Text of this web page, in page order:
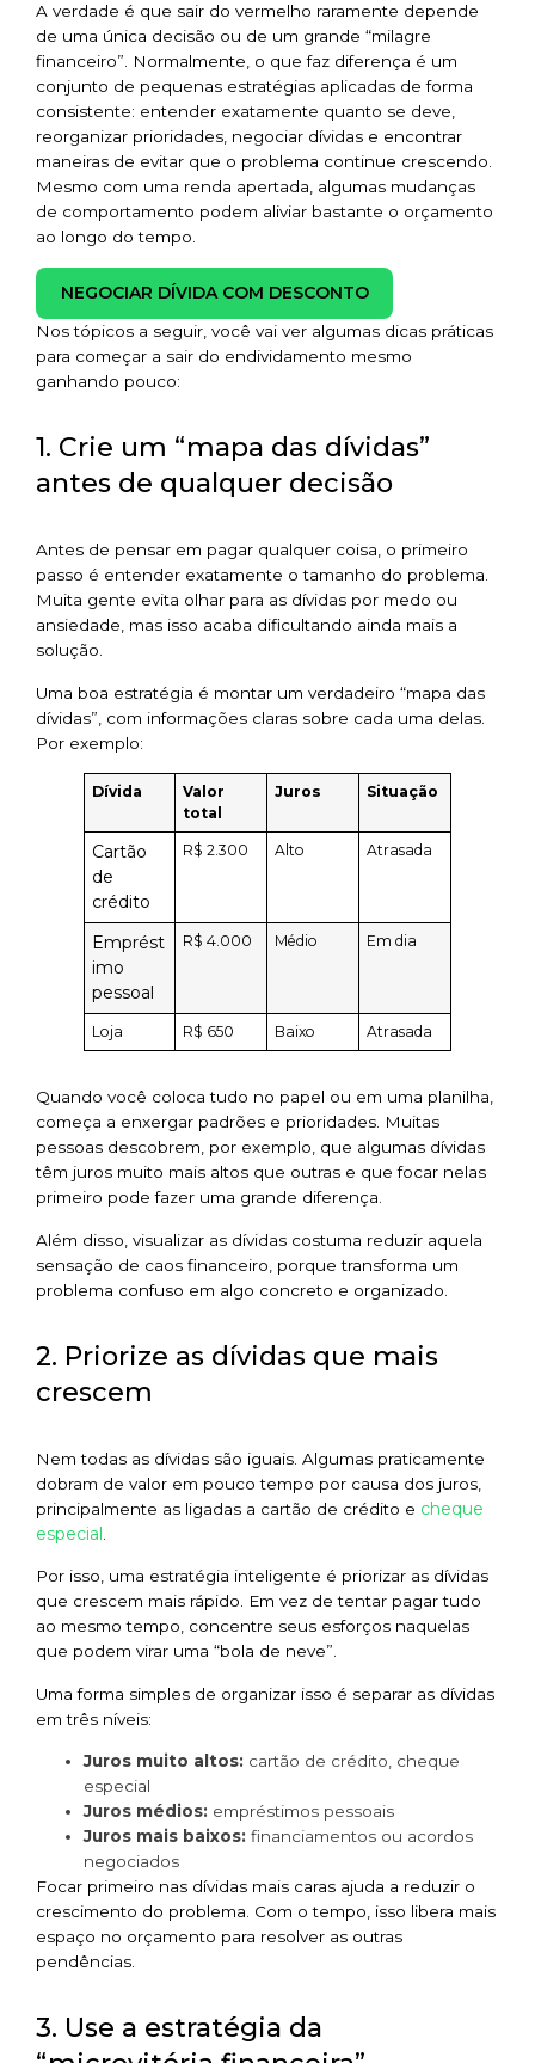
A verdade é que sair do vermelho raramente depende
de uma única decisão ou de um grande “milagre
financeiro”. Normalmente, o que faz diferença é um
conjunto de pequenas estratégias aplicadas de forma
consistente: entender exatamente quanto se deve,
reorganizar prioridades, negociar dívidas e encontrar
maneiras de evitar que o problema continue crescendo.
Mesmo com uma renda apertada, algumas mudanças
de comportamento podem aliviar bastante o orçamento
ao longo do tempo.
NEGOCIAR DÍVIDA COM DESCONTO
Nos tópicos a seguir, você vai ver algumas dicas práticas
para começar a sair do endividamento mesmo
ganhando pouco:
1. Crie um “mapa das dívidas”
antes de qualquer decisão
Antes de pensar em pagar qualquer coisa, o primeiro
passo é entender exatamente o tamanho do problema.
Muita gente evita olhar para as dívidas por medo ou
ansiedade, mas isso acaba dificultando ainda mais a
solução.
Uma boa estratégia é montar um verdadeiro “mapa das
dívidas”, com informações claras sobre cada uma delas.
Por exemplo:
Dívida
Valor
total
Juros Situação
Cartão
de
crédito
R$ 2.300 Alto Atrasada
Emprést
imo
pessoal
R$ 4.000 Médio Em dia
Loja R$ 650 Baixo Atrasada
Quando você coloca tudo no papel ou em uma planilha,
começa a enxergar padrões e prioridades. Muitas
pessoas descobrem, por exemplo, que algumas dívidas
têm juros muito mais altos que outras e que focar nelas
primeiro pode fazer uma grande diferença.
Além disso, visualizar as dívidas costuma reduzir aquela
sensação de caos financeiro, porque transforma um
problema confuso em algo concreto e organizado.
2. Priorize as dívidas que mais
crescem
Nem todas as dívidas são iguais. Algumas praticamente
dobram de valor em pouco tempo por causa dos juros,
principalmente as ligadas a cartão de crédito e cheque
especial
Por isso, uma estratégia inteligente é priorizar as dívidas
que crescem mais rápido. Em vez de tentar pagar tudo
ao mesmo tempo, concentre seus esforços naquelas
que podem virar uma “bola de neve”.
Uma forma simples de organizar isso é separar as dívidas
em três níveis:
Juros muito altos: cartão de crédito, cheque
especial
Juros médios: empréstimos pessoais
Juros mais baixos: financiamentos ou acordos
negociados
Focar primeiro nas dívidas mais caras ajuda a reduzir o
crescimento do problema. Com o tempo, isso libera mais
espaço no orçamento para resolver as outras
pendências.
3. Use a estratégia da